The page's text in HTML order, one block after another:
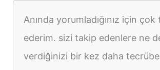
Anında yorumladığınız için
ederim. sizi takip edenlere ne
verdiğinizi bir kez daha